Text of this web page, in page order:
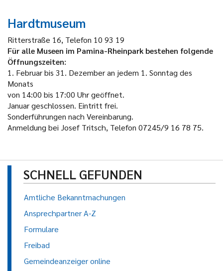
Hardtmuseum
Ritterstraße 16, Telefon 10 93 19
Für alle Museen im Pamina-Rheinpark bestehen folgende
Öffnungszeiten:
1. Februar bis 31. Dezember an jedem 1. Sonntag des
Monats
von 14:00 bis 17:00 Uhr geöffnet.
Januar geschlossen. Eintritt frei.
Sonderführungen nach Vereinbarung.
Anmeldung bei Josef Tritsch, Telefon 07245/9 16 78 75.
SCHNELL GEFUNDEN
Amtliche Bekanntmachungen
Ansprechpartner A-Z
Formulare
Freibad
Gemeindeanzeiger online